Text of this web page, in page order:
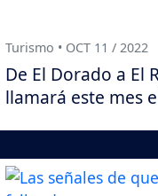
Turismo • OCT 11 / 2022
De El Dorado a El
llamará este mes